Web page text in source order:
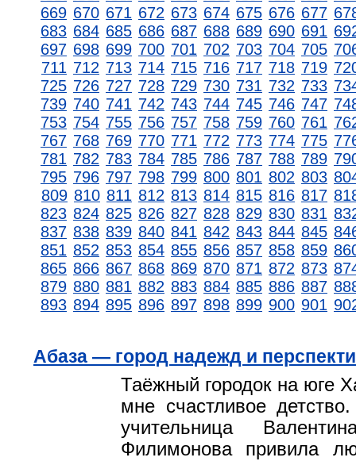
669 670 671 672 673 674 675 676 677
683 684 685 686 687 688 689 690 691
697 698 699 700 701 702 703 704 705
711 712 713 714 715 716 717 718 719
725 726 727 728 729 730 731 732 733
739 740 741 742 743 744 745 746 747
753 754 755 756 757 758 759 760 761
767 768 769 770 771 772 773 774 775
781 782 783 784 785 786 787 788 789
795 796 797 798 799 800 801 802 803
809 810 811 812 813 814 815 816 817
823 824 825 826 827 828 829 830 831
837 838 839 840 841 842 843 844 845
851 852 853 854 855 856 857 858 859
865 866 867 868 869 870 871 872 873
879 880 881 882 883 884 885 886 887
893 894 895 896 897 898 899 900 901
Абаза — город надежд и
Таёжный городок на юге
мне счастливое
учительница
Филимонова привила